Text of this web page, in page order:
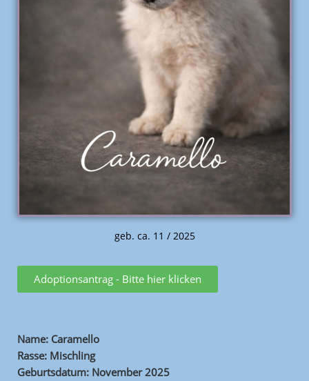
geb. ca. 11 / 2025
Adoptionsantrag - Bitte hier klicken
Name: Caramello
Rasse: Mischling
Geburtsdatum: November 2025